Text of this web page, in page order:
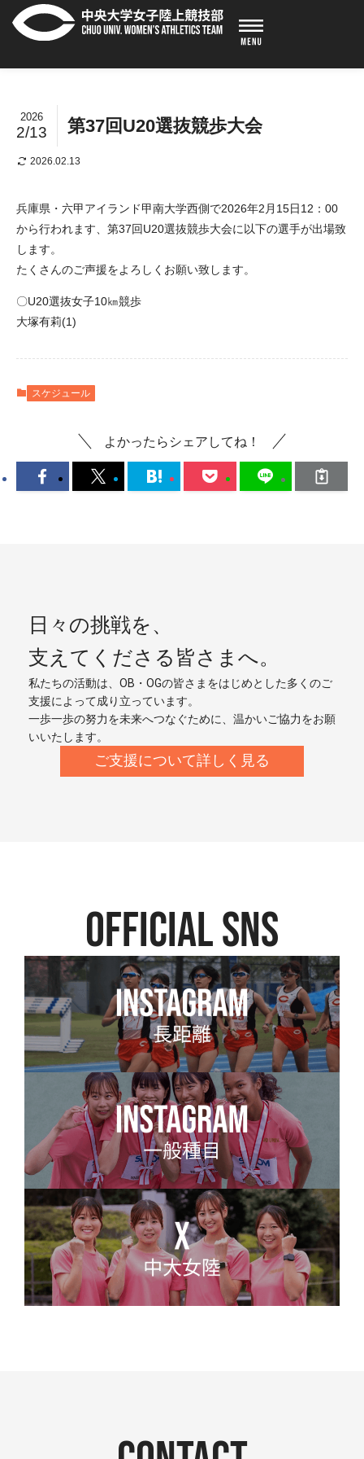
第37回U20選抜競歩大会
2026
2/13
2026.02.13
兵庫県・六甲アイランド甲南大学西側で2026年2月15日12：00
から行われます、第37回U20選抜競歩大会に以下の選手が出場致
します。
たくさんのご声援をよろしくお願い致します。
〇U20選抜女子10㎞競歩
大塚有莉(1)
スケジュール
よかったらシェアしてね！
日々の挑戦を、
支えてくださる皆さまへ。
私たちの活動は、OB・OGの皆さまをはじめとした多くのご
支援によって成り立っています。
一歩一歩の努力を未来へつなぐために、温かいご協力をお願
いいたします。
ご支援について詳しく見る
official SNS